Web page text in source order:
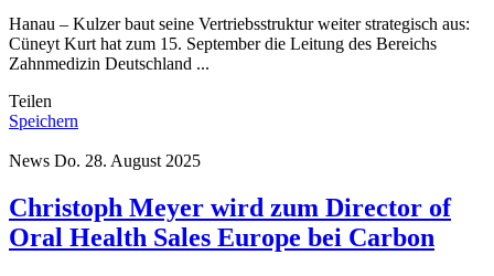
Hanau – Kulzer baut seine Vertriebsstruktur weiter strategisch aus:
Cüneyt Kurt hat zum 15. September die Leitung des Bereichs
Zahnmedizin Deutschland ...
Teilen
Speichern
News Do. 28. August 2025
Christoph Meyer wird zum Director of
Oral Health Sales Europe bei Carbon